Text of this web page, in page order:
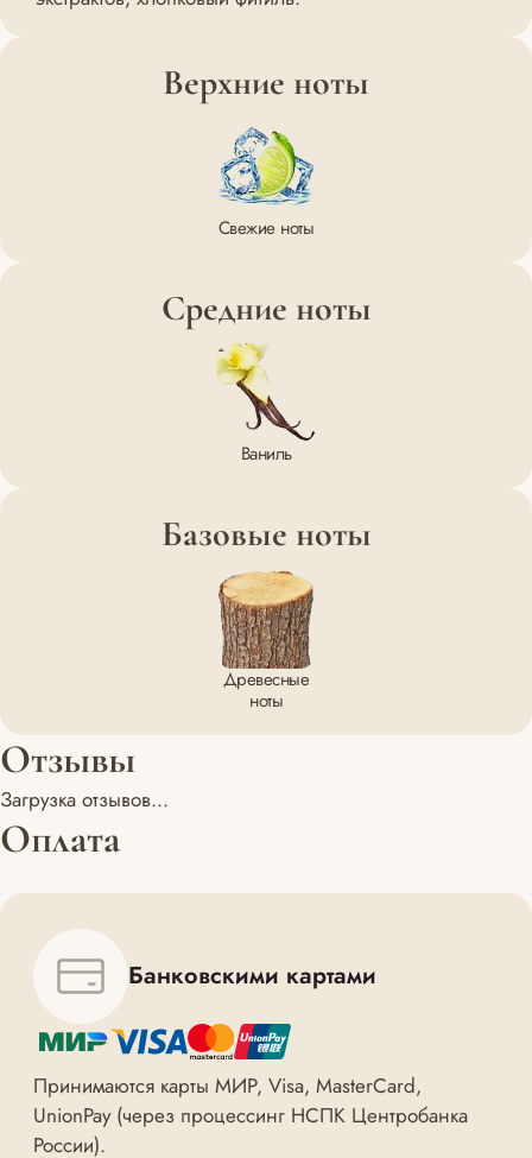
Верхние ноты
Свежие ноты
Средние ноты
Ваниль
Базовые ноты
Древесные
ноты
Отзывы
Загрузка отзывов...
Оплата
Банковскими картами
Принимаются карты МИР, Visa, MasterCard,
UnionPay (через процессинг НСПК Центробанка
России).